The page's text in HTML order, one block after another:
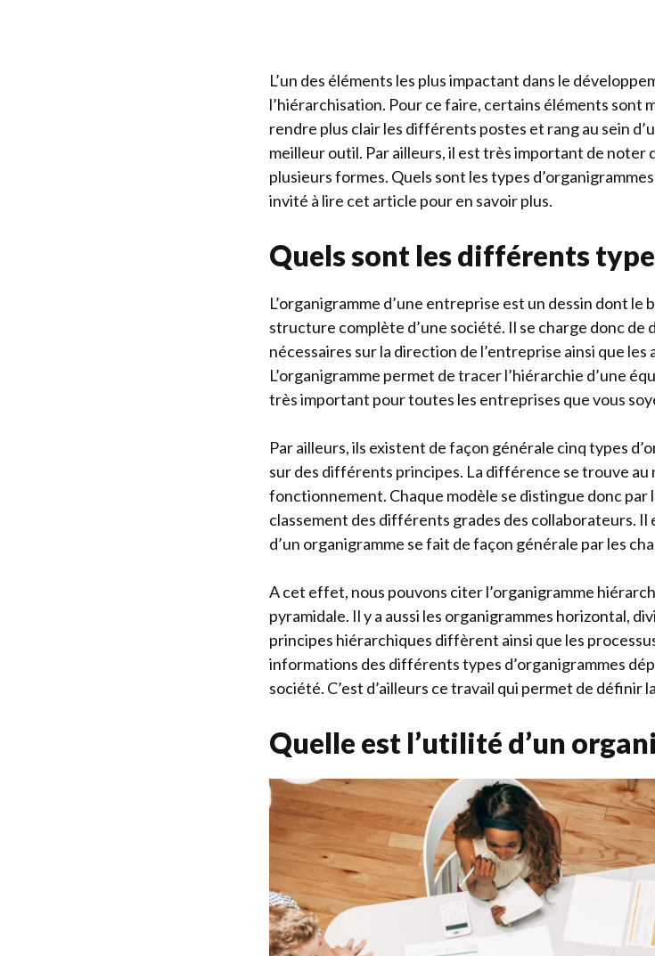
L’un des éléments les plus impactant dans le
l’hiérarchisation. Pour ce faire, certains éléments sont
rendre plus clair les différents postes et rang au sein
meilleur outil. Par ailleurs, il est très important de noter
plusieurs formes. Quels sont les types
invité à lire cet article pour en savoir plus.
Quels sont les différents
L’organigramme d’une entreprise est un dessin dont
structure complète d’une société. Il se charge donc
nécessaires sur la direction de l’entreprise ainsi que
L’organigramme permet de tracer l’hiérarchie d’une
très important pour toutes les entreprises que vous
Par ailleurs, ils existent de façon générale cinq types
sur des différents principes. La différence se trouve au
fonctionnement. Chaque modèle se distingue donc par
classement des différents grades des collaborateurs.
d’un organigramme se fait de façon générale par les
A cet effet, nous pouvons citer l’organigramme
pyramidale. Il y a aussi les organigrammes horizontal,
principes hiérarchiques diffèrent ainsi que les
informations des différents types d’organigrammes
société. C’est d’ailleurs ce travail qui permet de définir
Quelle est l’utilité d’un